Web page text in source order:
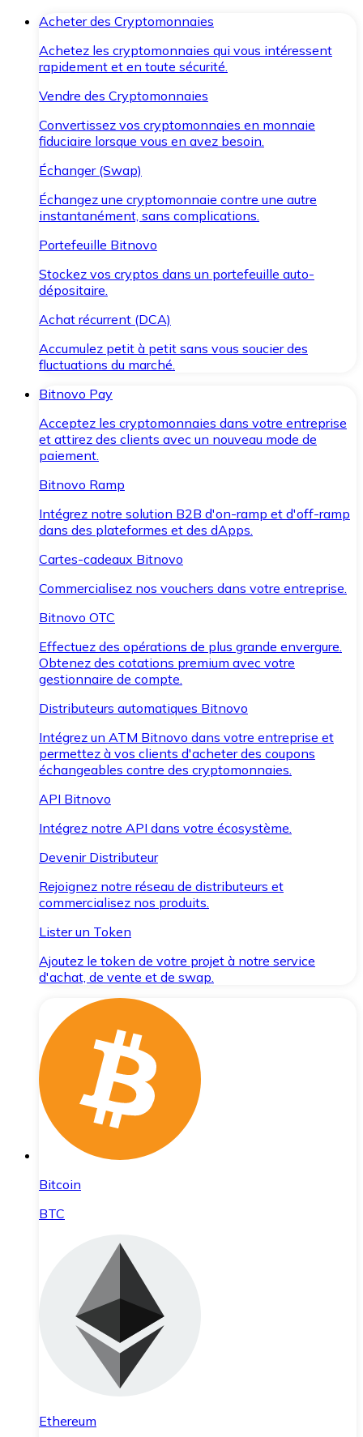
Acheter des Cryptomonnaies
Achetez les cryptomonnaies qui vous intéressent
rapidement et en toute sécurité.
Vendre des Cryptomonnaies
Convertissez vos cryptomonnaies en monnaie
fiduciaire lorsque vous en avez besoin.
Échanger (Swap)
Échangez une cryptomonnaie contre une autre
instantanément, sans complications.
Portefeuille Bitnovo
Stockez vos cryptos dans un portefeuille auto-
dépositaire.
Achat récurrent (DCA)
Accumulez petit à petit sans vous soucier des
fluctuations du marché.
Bitnovo Pay
Acceptez les cryptomonnaies dans votre entreprise
et attirez des clients avec un nouveau mode de
paiement.
Bitnovo Ramp
Intégrez notre solution B2B d'on-ramp et d'off-ramp
dans des plateformes et des dApps.
Cartes-cadeaux Bitnovo
Commercialisez nos vouchers dans votre entreprise.
Bitnovo OTC
Effectuez des opérations de plus grande envergure.
Obtenez des cotations premium avec votre
gestionnaire de compte.
Distributeurs automatiques Bitnovo
Intégrez un ATM Bitnovo dans votre entreprise et
permettez à vos clients d'acheter des coupons
échangeables contre des cryptomonnaies.
API Bitnovo
Intégrez notre API dans votre écosystème.
Devenir Distributeur
Rejoignez notre réseau de distributeurs et
commercialisez nos produits.
Lister un Token
Ajoutez le token de votre projet à notre service
d'achat, de vente et de swap.
Bitcoin
BTC
Ethereum